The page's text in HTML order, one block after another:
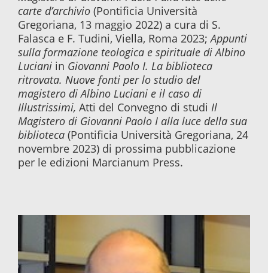
carte d’archivio (Pontificia Università
Gregoriana, 13 maggio 2022) a cura di S.
Falasca e F. Tudini, Viella, Roma 2023; Appunti
sulla formazione teologica e spirituale di Albino
Luciani in Giovanni Paolo I. La biblioteca
ritrovata. Nuove fonti per lo studio del
magistero di Albino Luciani e il caso di
Illustrissimi, Atti del Convegno di studi Il
Magistero di Giovanni Paolo I alla luce della sua
biblioteca (Pontificia Università Gregoriana, 24
novembre 2023) di prossima pubblicazione
per le edizioni Marcianum Press.